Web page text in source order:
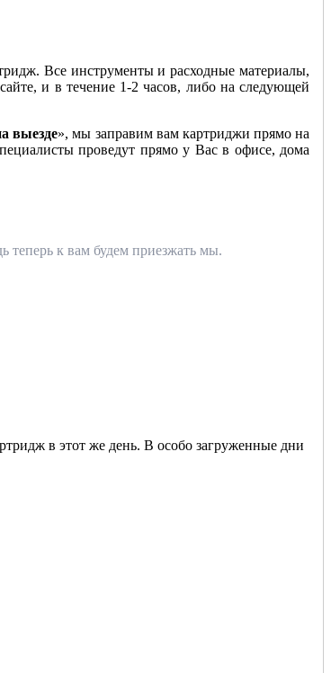
Все инструменты и расходные материалы,
и в течение 1-2 часов, либо на следующей
выезде», мы заправим вам картриджи прямо на
проведут прямо у Вас в офисе, дома
теперь к вам будем приезжать мы.
в этот же день. В особо загруженные дни